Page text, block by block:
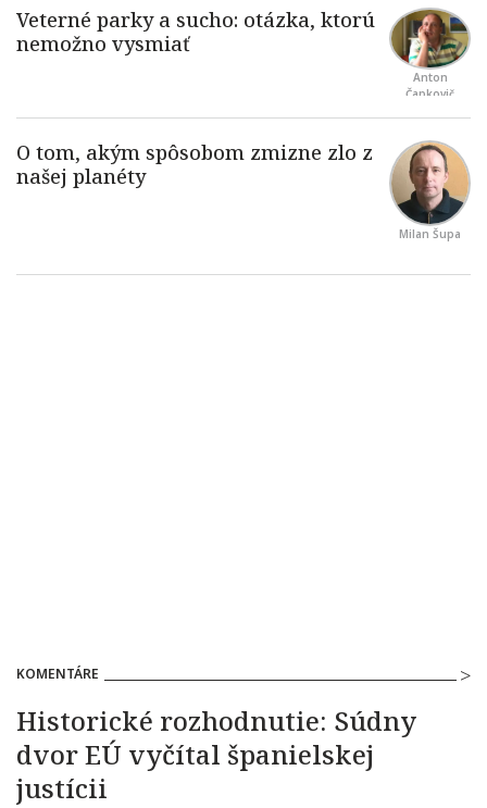
Anton
Čapkovič
Milan Šupa
KOMENTÁRE
Historické rozhodnutie: Súdny
dvor EÚ vyčítal španielskej
justícii